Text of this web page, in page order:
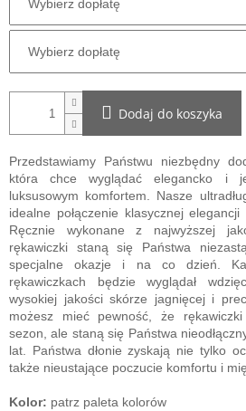
Dodaj do koszyka
Przedstawiamy Państwu niezbędny
która chce wyglądać elegancko i
luksusowym komfortem. Nasze
idealne połączenie klasycznej
Ręcznie wykonane z najwyższej
rękawiczki staną się Państwa
specjalne okazje i na co dzień.
rękawiczkach będzie wyglądał
wysokiej jakości skórze jagnięcej i
możesz mieć pewność, że
sezon, ale staną się Państwa
lat. Państwa dłonie zyskają nie tylko
także nieustające poczucie komfortu i
Kolor: patrz paleta kolorów